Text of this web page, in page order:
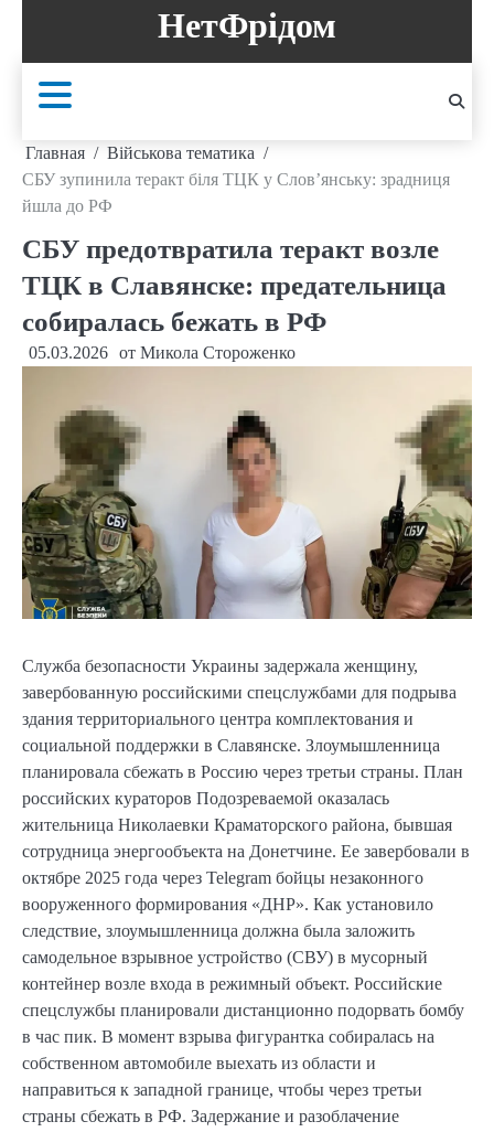
содержанию
НетФрідом
Главная
Військова тематика
СБУ зупинила теракт біля ТЦК у Слов’янську: зрадниця
йшла до РФ
СБУ предотвратила теракт возле
ТЦК в Славянске: предательница
собиралась бежать в РФ
05.03.2026 от Микола Стороженко
Служба безопасности Украины задержала женщину,
завербованную российскими спецслужбами для подрыва
здания территориального центра комплектования и
социальной поддержки в Славянске. Злоумышленница
планировала сбежать в Россию через третьи страны. План
российских кураторов Подозреваемой оказалась
жительница Николаевки Краматорского района, бывшая
сотрудница энергообъекта на Донетчине. Ее завербовали в
октябре 2025 года через Telegram бойцы незаконного
вооруженного формирования «ДНР». Как установило
следствие, злоумышленница должна была заложить
самодельное взрывное устройство (СВУ) в мусорный
контейнер возле входа в режимный объект. Российские
спецслужбы планировали дистанционно подорвать бомбу
в час пик. В момент взрыва фигурантка собиралась на
собственном автомобиле выехать из области и
направиться к западной границе, чтобы через третьи
страны сбежать в РФ. Задержание и разоблачение